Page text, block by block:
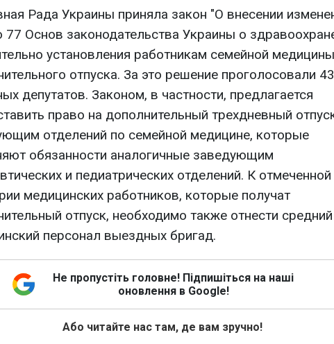
Рада Украины приняла закон "О внесении
77 Основ законодательства Украины о
установления работникам семейной медицины
отпуска. За это решение проголосовали
депутатов. Законом, в частности, предлагается
право на дополнительный трехдневный
отделений по семейной медицине, которые
обязанности аналогичные заведующим
и педиатрических отделений. К отмеченной
медицинских работников, которые получат
отпуск, необходимо также отнести средний
персонал выездных бригад.
Не пропустіть головне! Підпишіться на наші
оновлення в Google!
Або читайте нас там, де вам зручно!